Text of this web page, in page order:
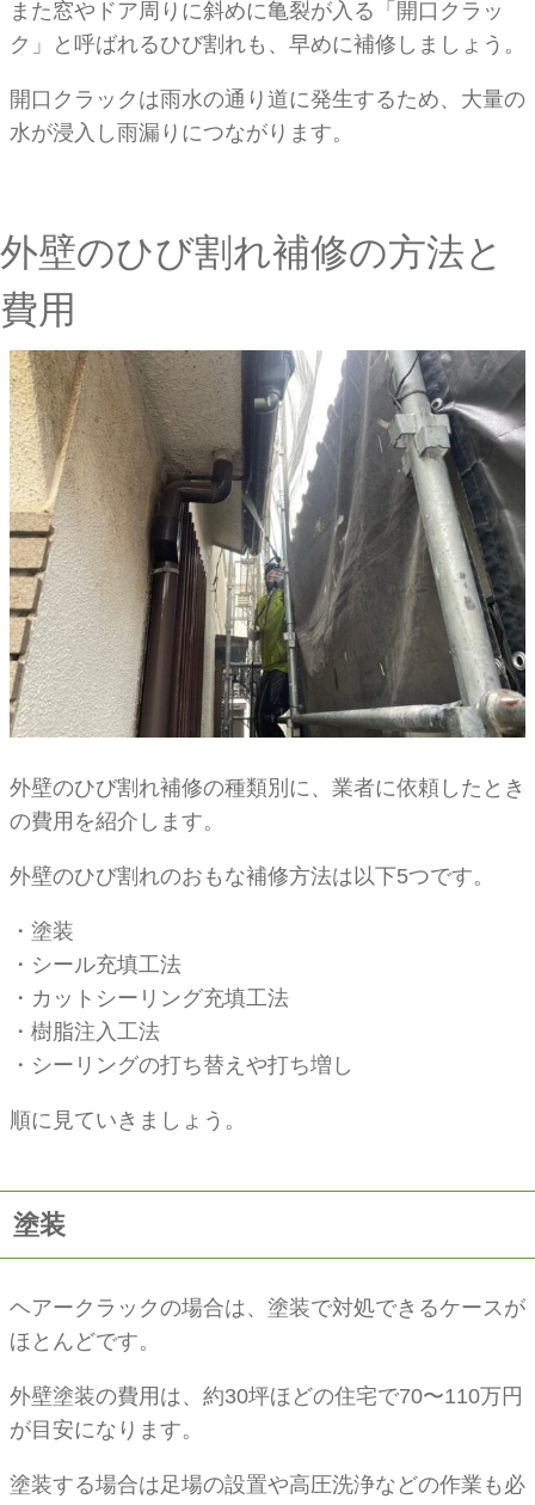
また窓やドア周りに斜めに亀裂が入る「開口クラッ
ク」と呼ばれるひび割れも、早めに補修しましょう。
開口クラックは雨水の通り道に発生するため、大量の
水が浸入し雨漏りにつながります。
外壁のひび割れ補修の方法と
費用
外壁のひび割れ補修の種類別に、業者に依頼したとき
の費用を紹介します。
外壁のひび割れのおもな補修方法は以下5つです。
・塗装
・シール充填工法
・カットシーリング充填工法
・樹脂注入工法
・シーリングの打ち替えや打ち増し
順に見ていきましょう。
塗装
ヘアークラックの場合は、塗装で対処できるケースが
ほとんどです。
外壁塗装の費用は、約30坪ほどの住宅で70〜110万円
が目安になります。
塗装する場合は足場の設置や高圧洗浄などの作業も必